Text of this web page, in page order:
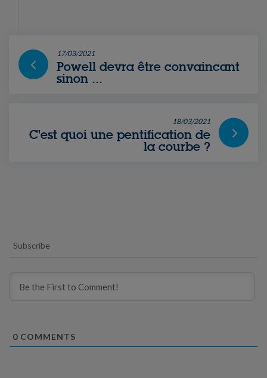
17/03/2021
Powell devra être convaincant
sinon ...
18/03/2021
C'est quoi une pentification de
la courbe ?
Subscribe
0 COMMENTS